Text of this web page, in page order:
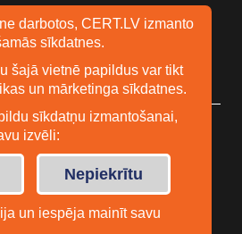
darbotos, CERT.LV izmanto
sīkdatnes.
šajā vietnē papildus var tikt
un mārketinga sīkdatnes.
sīkdatņu izmantošanai,
izvēli:
Nepiekrītu
un iespēja mainīt savu